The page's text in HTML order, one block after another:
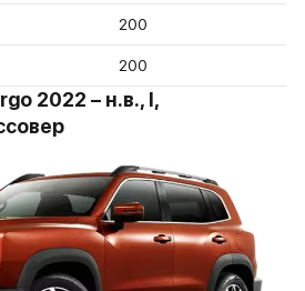
200
200
2022 – н.в., I,